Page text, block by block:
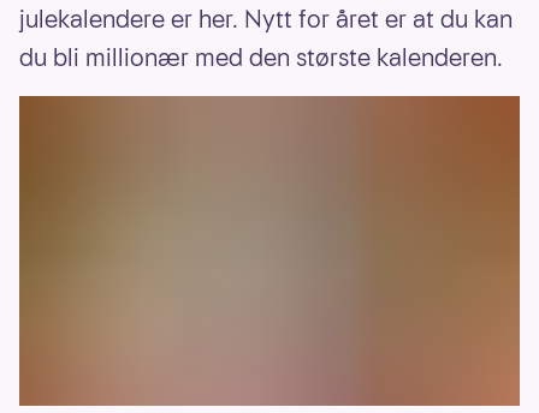
julekalendere er her. Nytt for året er at du kan
du bli millionær med den største kalenderen.